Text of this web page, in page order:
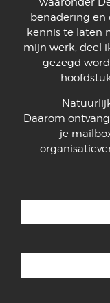
benadering en
kennis te laten
mijn werk, deel
gezegd
Daarom
je